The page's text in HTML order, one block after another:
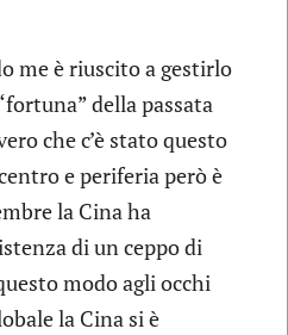
me è riuscito a gestirlo
della passata
che c’è stato questo
e periferia però è
la Cina ha
di un ceppo di
modo agli occhi
la Cina si è